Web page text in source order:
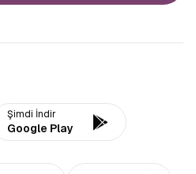
Şimdi İndir
Google Play